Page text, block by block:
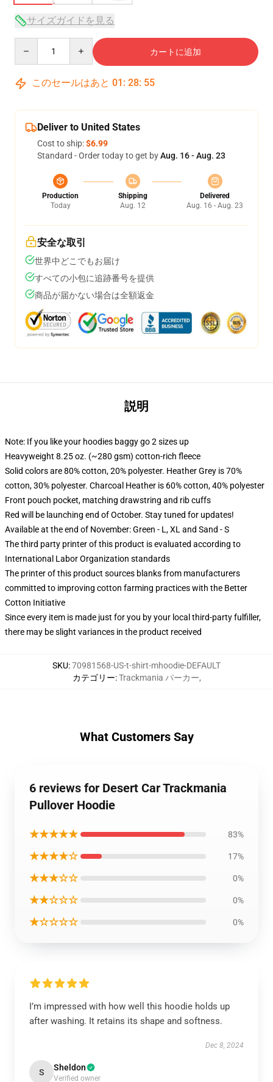
サイズガイドを見る
カートに追加
このセールはあと 01 : 28: 54
Deliver to United States
Cost to ship:$6.99
Standard - Order today to get byAug. 16 - Aug. 23
Production
Today
Shipping
Aug. 12
Delivered
Aug. 16 - Aug. 23
安全な取引
世界中どこでもお届け
すべての小包に追跡番号を提供
商品が届かない場合は全額返金
説明
Note: If you like your hoodies baggy go 2 sizes up
Heavyweight 8.25 oz. (~280 gsm) cotton-rich fleece
Solid colors are 80% cotton, 20% polyester. Heather Grey is 70%
cotton, 30% polyester. Charcoal Heather is 60% cotton, 40% polyester
Front pouch pocket, matching drawstring and rib cuffs
Red will be launching end of October. Stay tuned for updates!
Available at the end of November: Green - L, XL and Sand - S
The third party printer of this product is evaluated according to
International Labor Organization standards
The printer of this product sources blanks from manufacturers
committed to improving cotton farming practices with the Better
Cotton Initiative
Since every item is made just for you by your local third-party fulfiller,
there may be slight variances in the product received
SKU:70981568-US-t-shirt-mhoodie-DEFAULT
カテゴリー:Trackmania パーカー,
What Customers Say
6 reviews for Desert Car Trackmania
Pullover Hoodie
★★★★★ 83%
★★★★☆ 17%
★★★☆☆ 0%
★★☆☆☆ 0%
★☆☆☆☆ 0%
I’m impressed with how well this hoodie holds up
after washing. It retains its shape and softness.
Dec 8, 2024
S Sheldon
Verified owner